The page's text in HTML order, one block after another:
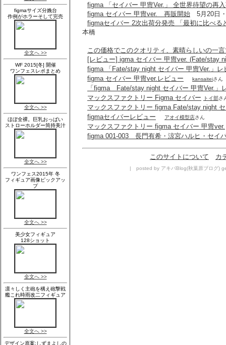
figma 「セイバー 甲冑Ver.」 全世界待望の再
figma セイバー 甲冑ver. 再販開始 5月20日
figmaセイバー 2次出荷分発売 「最初に比べる
本橋
この価格でこのクオリティ、素晴らしいの一
[レビュー] igma セイバー 甲冑ver. (Fate/stay
figma 「Fate/stay night セイバー 甲冑Ver.」レ
figma セイバー 甲冑ver.レビュー
kansaiteiさん
「figma Fate/stay night セイバー 甲冑Ver.」
マックスファクトリー Figma セイバー
トイ部さ
マックスファクトリー figma Fate/stay night
figmaセイバーレビュー
アオイ模型店さん
マックスファクトリー figma セイバー 甲冑ver.
figma 001-003 長門有希・涼宮ハルヒ・セイ
このサイトについて カ
| posted by アキバBlog(秋葉原ブログ)